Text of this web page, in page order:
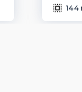
144